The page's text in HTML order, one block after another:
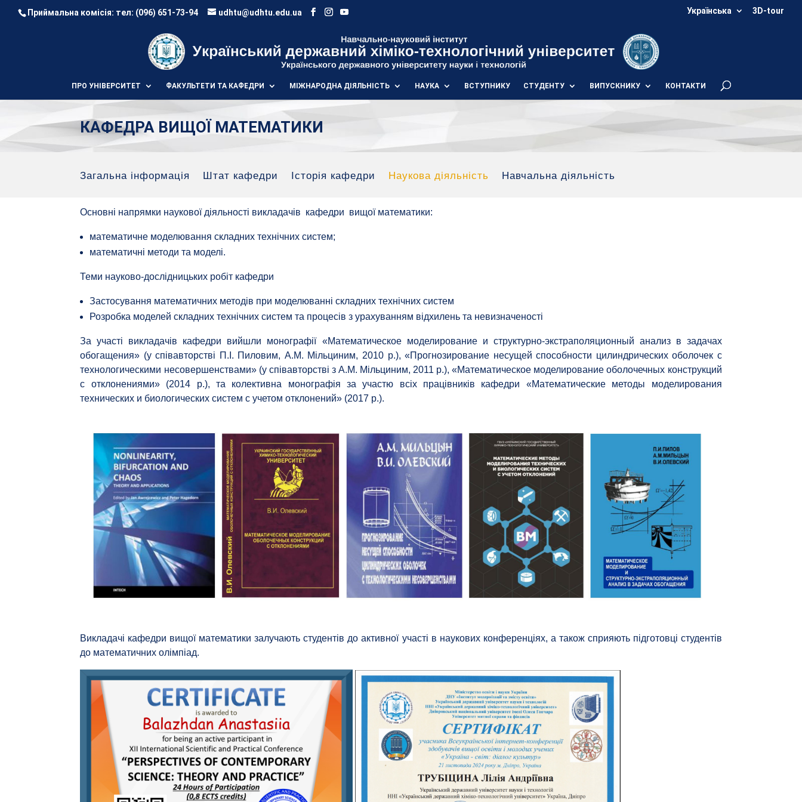
Приймальна комісія: тел: (096) 651-73-94 udhtu@udhtu.edu.ua Українська 3D-tour
ПРО УНІВЕРСИТЕТ ФАКУЛЬТЕТИ ТА КАФЕДРИ МІЖНАРОДНА ДІЯЛЬНІСТЬ НАУКА ВСТУПНИКУ СТУДЕНТУ ВИПУСКНИКУ КОНТАКТИ
КАФЕДРА ВИЩОЇ МАТЕМАТИКИ
Загальна інформація Штат кафедри Історія кафедри Наукова діяльність Навчальна діяльність
Основні напрямки наукової діяльності викладачів кафедри вищої математики:
математичне моделювання складних технічних систем;
математичні методи та моделі.
Теми науково-дослідницьких робіт кафедри
Застосування математичних методів при моделюванні складних технічних систем
Розробка моделей складних технічних систем та процесів з урахуванням відхилень та невизначеності
За участі викладачів кафедри вийшли монографії «Математическое моделирование и структурно-экстраполяционный анализ в задачах
обогащения» (у співавторстві П.І. Пиловим, А.М. Мільциним, 2010 р.), «Прогнозирование несущей способности цилиндрических оболочек с
технологическими несовершенствами» (у співавторстві з А.М. Мільциним, 2011 р.), «Математическое моделирование оболочечных конструкций
с отклонениями» (2014 р.), та колективна монографія за участю всіх працівників кафедри «Математические методы моделирования
технических и биологических систем с учетом отклонений» (2017 р.).
Викладачі кафедри вищої математики залучають студентів до активної участі в наукових конференціях, а також сприяють підготовці студентів
до математичних олімпіад.